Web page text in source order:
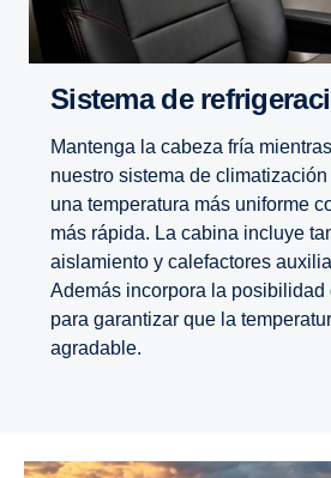
Sistema de
Mantenga la cabeza fría
nuestro sistema de
una temperatura más uniforme
más rápida. La cabina incluye
aislamiento y calefactores
Además incorpora la posibilidad
para garantizar que la
agradable.